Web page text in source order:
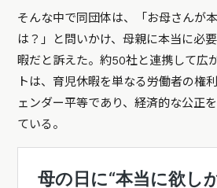
そんな中で同団体は、「お母さんが
は？」と問いかけ、母親に本当に必
暇だと訴えた。約50社と連携して広
トは、育児休暇を単なる労働者の権
ェンダー平等であり、経済的な公正
ている。